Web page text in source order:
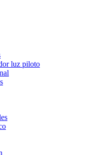
luz piloto